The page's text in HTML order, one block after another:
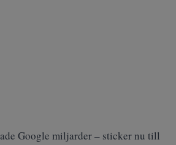
Google miljarder – sticker nu till